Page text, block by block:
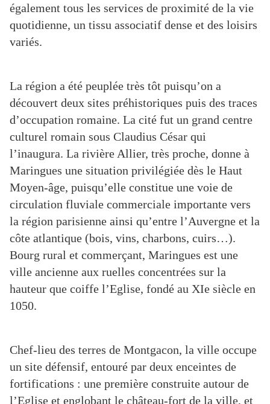
également tous les services de proximité de la vie
quotidienne, un tissu associatif dense et des loisirs
variés.
La région a été peuplée très tôt puisqu’on a
découvert deux sites préhistoriques puis des traces
d’occupation romaine. La cité fut un grand centre
culturel romain sous Claudius César qui
l’inaugura. La rivière Allier, très proche, donne à
Maringues une situation privilégiée dès le Haut
Moyen-âge, puisqu’elle constitue une voie de
circulation fluviale commerciale importante vers
la région parisienne ainsi qu’entre l’Auvergne et la
côte atlantique (bois, vins, charbons, cuirs…).
Bourg rural et commerçant, Maringues est une
ville ancienne aux ruelles concentrées sur la
hauteur que coiffe l’Eglise, fondé au XIe siècle en
1050.
Chef-lieu des terres de Montgacon, la ville occupe
un site défensif, entouré par deux enceintes de
fortifications : une première construite autour de
l’Eglise et englobant le château-fort de la ville, et